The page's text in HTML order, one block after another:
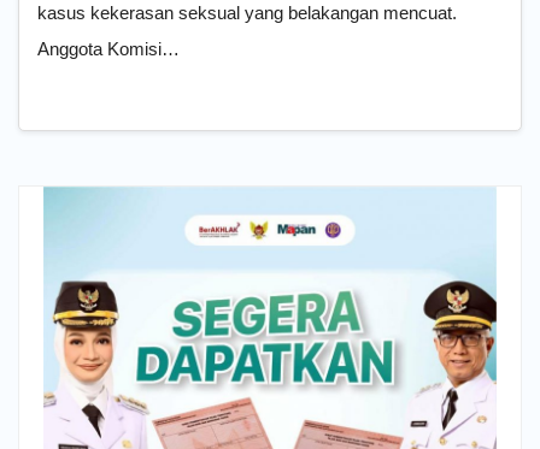
kasus kekerasan seksual yang belakangan mencuat.
Anggota Komisi…